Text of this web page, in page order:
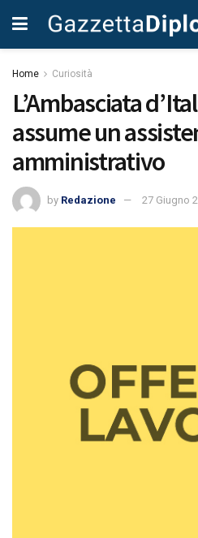
Home Curiosità
L’Ambasciata
assume un
amministrativo
by Redazione 27 Giugno